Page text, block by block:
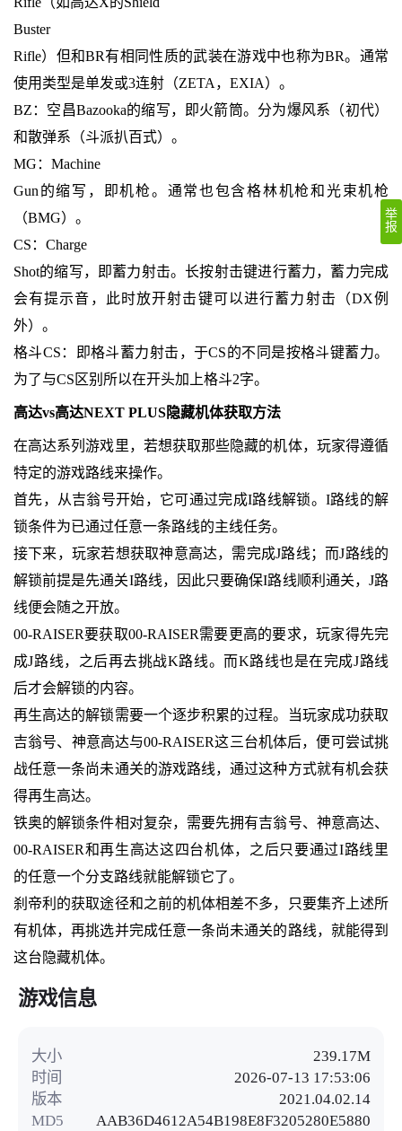
Buster
Rifle）但和BR有相同性质的武装在游戏中也称为BR。通常
使用类型是单发或3连射（ZETA，EXIA）。
BZ：空昌Bazooka的缩写，即火箭筒。分为爆风系（初代）
和散弹系（斗派扒百式）。
MG：Machine
Gun的缩写，即机枪。通常也包含格林机枪和光束机枪
（BMG）。
CS：Charge
Shot的缩写，即蓄力射击。长按射击键进行蓄力，蓄力完成
会有提示音，此时放开射击键可以进行蓄力射击（DX例
外）。
格斗CS：即格斗蓄力射击，于CS的不同是按格斗键蓄力。
为了与CS区别所以在开头加上格斗2字。
高达vs高达NEXT PLUS隐藏机体获取方法
在高达系列游戏里，若想获取那些隐藏的机体，玩家得遵循
特定的游戏路线来操作。
首先，从吉翁号开始，它可通过完成I路线解锁。I路线的解
锁条件为已通过任意一条路线的主线任务。
接下来，玩家若想获取神意高达，需完成J路线；而J路线的
解锁前提是先通关I路线，因此只要确保I路线顺利通关，J路
线便会随之开放。
00-RAISER要获取00-RAISER需要更高的要求，玩家得先完
成J路线，之后再去挑战K路线。而K路线也是在完成J路线
后才会解锁的内容。
再生高达的解锁需要一个逐步积累的过程。当玩家成功获取
吉翁号、神意高达与00-RAISER这三台机体后，便可尝试挑
战任意一条尚未通关的游戏路线，通过这种方式就有机会获
得再生高达。
铁奥的解锁条件相对复杂，需要先拥有吉翁号、神意高达、
00-RAISER和再生高达这四台机体，之后只要通过I路线里
的任意一个分支路线就能解锁它了。
刹帝利的获取途径和之前的机体相差不多，只要集齐上述所
有机体，再挑选并完成任意一条尚未通关的路线，就能得到
这台隐藏机体。
游戏信息
大小
239.17M
时间
2026-07-13 17:53:06
版本
2021.04.02.14
MD5
AAB36D4612A54B198E8F3205280E5880
举
报